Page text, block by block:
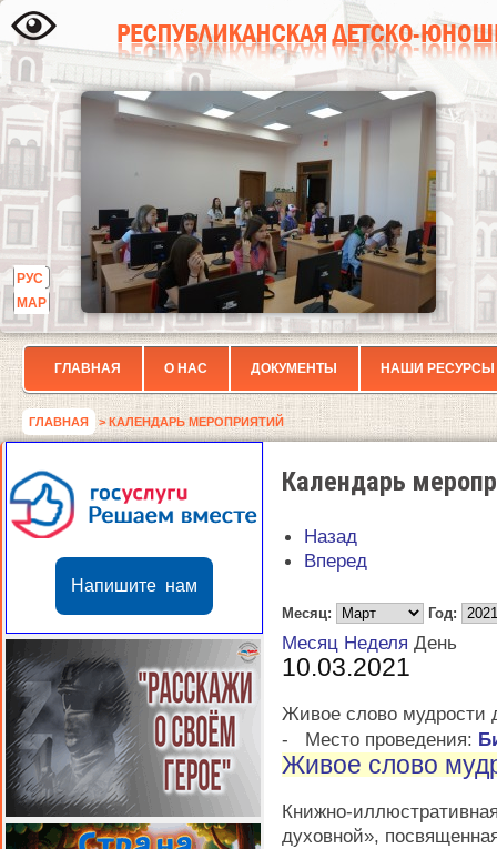
РУС
МАР
ГЛАВНАЯ О НАС ДОКУМЕНТЫ НАШИ РЕСУРСЫ
ГЛАВНАЯ > КАЛЕНДАРЬ МЕРОПРИЯТИЙ
Напишите нам
Календарь
Назад
Вперед
Месяц: Год:
Месяц Неделя День
10.03.2021
Живое слово мудрости
-
Место проведения:
Живое слово
Книжно-
духовной»,